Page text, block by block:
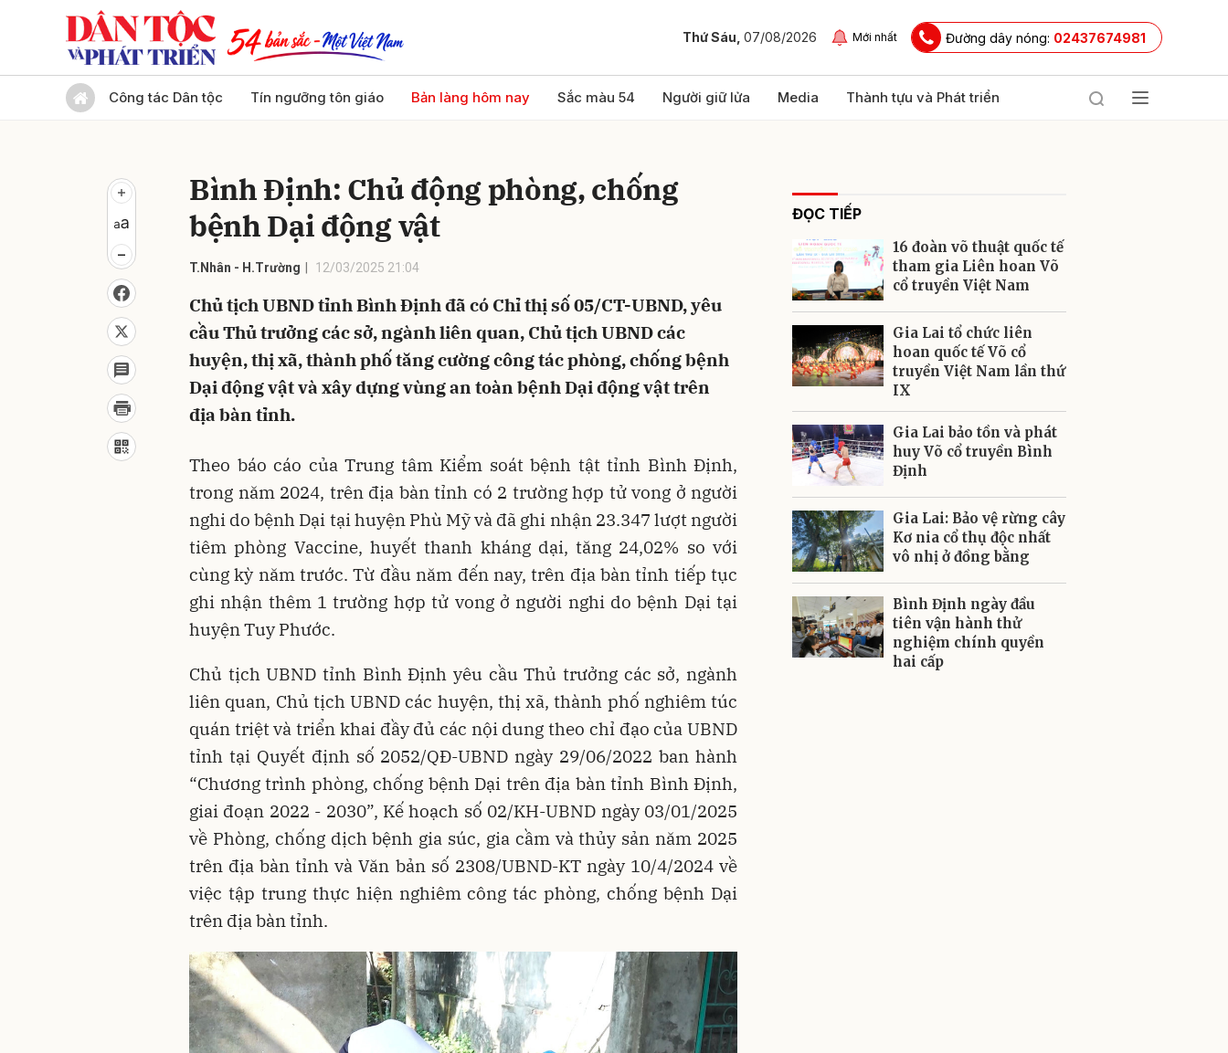
Thứ Sáu, 07/08/2026 Mới nhất Đường dây nóng: 02437674981
Công tác Dân tộc Tín ngưỡng tôn giáo Bản làng hôm nay Sắc màu 54 Người giữ lửa Media Thành tựu và Phát triển
Bình Định: Chủ động phòng, chống
bệnh Dại động vật
T.Nhân - H.Trường 12/03/2025 21:04
Chủ tịch UBND tỉnh Bình Định đã có Chỉ thị số 05/CT-UBND, yêu
cầu Thủ trưởng các sở, ngành liên quan, Chủ tịch UBND các
huyện, thị xã, thành phố tăng cường công tác phòng, chống bệnh
Dại động vật và xây dựng vùng an toàn bệnh Dại động vật trên
địa bàn tỉnh.
Theo báo cáo của Trung tâm Kiểm soát bệnh tật tỉnh Bình Định,
trong năm 2024, trên địa bàn tỉnh có 2 trường hợp tử vong ở người
nghi do bệnh Dại tại huyện Phù Mỹ và đã ghi nhận 23.347 lượt người
tiêm phòng Vaccine, huyết thanh kháng dại, tăng 24,02% so với
cùng kỳ năm trước. Từ đầu năm đến nay, trên địa bàn tỉnh tiếp tục
ghi nhận thêm 1 trường hợp tử vong ở người nghi do bệnh Dại tại
huyện Tuy Phước.
Chủ tịch UBND tỉnh Bình Định yêu cầu Thủ trưởng các sở, ngành
liên quan, Chủ tịch UBND các huyện, thị xã, thành phố nghiêm túc
quán triệt và triển khai đầy đủ các nội dung theo chỉ đạo của UBND
tỉnh tại Quyết định số 2052/QĐ-UBND ngày 29/06/2022 ban hành
“Chương trình phòng, chống bệnh Dại trên địa bàn tỉnh Bình Định,
giai đoạn 2022 - 2030”, Kế hoạch số 02/KH-UBND ngày 03/01/2025
về Phòng, chống dịch bệnh gia súc, gia cầm và thủy sản năm 2025
trên địa bàn tỉnh và Văn bản số 2308/UBND-KT ngày 10/4/2024 về
việc tập trung thực hiện nghiêm công tác phòng, chống bệnh Dại
trên địa bàn tỉnh.
ĐỌC TIẾP
16 đoàn võ thuật quốc tế
tham gia Liên hoan Võ
cổ truyền Việt Nam
Gia Lai tổ chức liên
hoan quốc tế Võ cổ
truyền Việt Nam lần thứ
IX
Gia Lai bảo tồn và phát
huy Võ cổ truyền Bình
Định
Gia Lai: Bảo vệ rừng cây
Kơ nia cổ thụ độc nhất
vô nhị ở đồng bằng
Bình Định ngày đầu
tiên vận hành thử
nghiệm chính quyền
hai cấp
Gửi bình luận
Gửi